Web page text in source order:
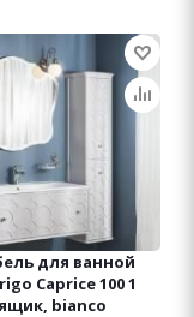
для ванной
Caprice 100 1
bianco